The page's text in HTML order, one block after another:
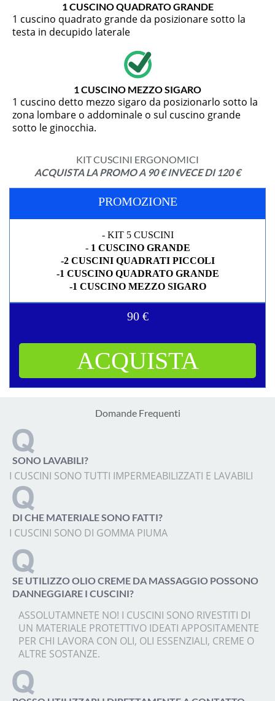
1 CUSCINO QUADRATO GRANDE
1 cuscino quadrato grande da posizionare sotto la
testa in decupido laterale
1 CUSCINO MEZZO SIGARO
1 cuscino detto mezzo sigaro da posizionarlo sotto la
zona lombare o addominale o sul cuscino grande
sotto le ginocchia.
KIT CUSCINI ERGONOMICI
ACQUISTA LA PROMO A 90 € INVECE DI 120 €
PROMOZIONE
- KIT 5 CUSCINI
- 1 CUSCINO GRANDE
-2 CUSCINI QUADRATI PICCOLI
-1 CUSCINO QUADRATO GRANDE
-1 CUSCINO MEZZO SIGARO
90 €
ACQUISTA
Domande Frequenti
SONO LAVABILI?
I CUSCINI SONO TUTTI IMPERMEABILIZZATI E LAVABILI
DI CHE MATERIALE SONO FATTI?
I CUSCINI SONO DI GOMMA PIUMA
SE UTILIZZO OLIO CREME DA MASSAGGIO POSSONO
DANNEGGIARE I CUSCINI?
ASSOLUTAMNETE NO! I CUSCINI SONO RIVESTITI DI
UN MATERIALE PROTETTIVO IDEATI APPOSITAMENTE
PER CHI LAVORA CON OLI, OLI ESSENZIALI, CREME O
ALTRE SOSTANZE.